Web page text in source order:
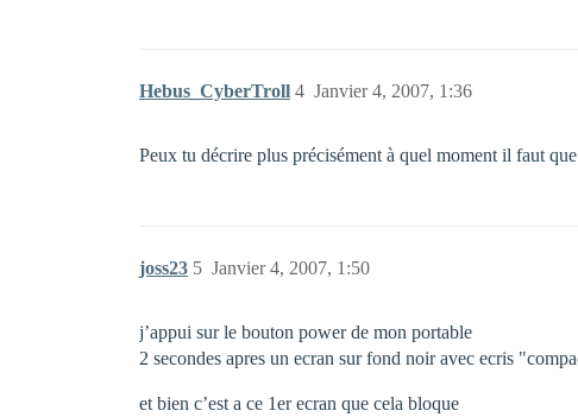
Hebus_CyberTroll Janvier 4, 2007, 1:36
4
Peux tu décrire plus précisément à quel moment il faut
joss23 Janvier 4, 2007, 1:50
5
j’appui sur le bouton power de mon portable
2 secondes apres un ecran sur fond noir avec ecris
et bien c’est a ce 1er ecran que cela bloque